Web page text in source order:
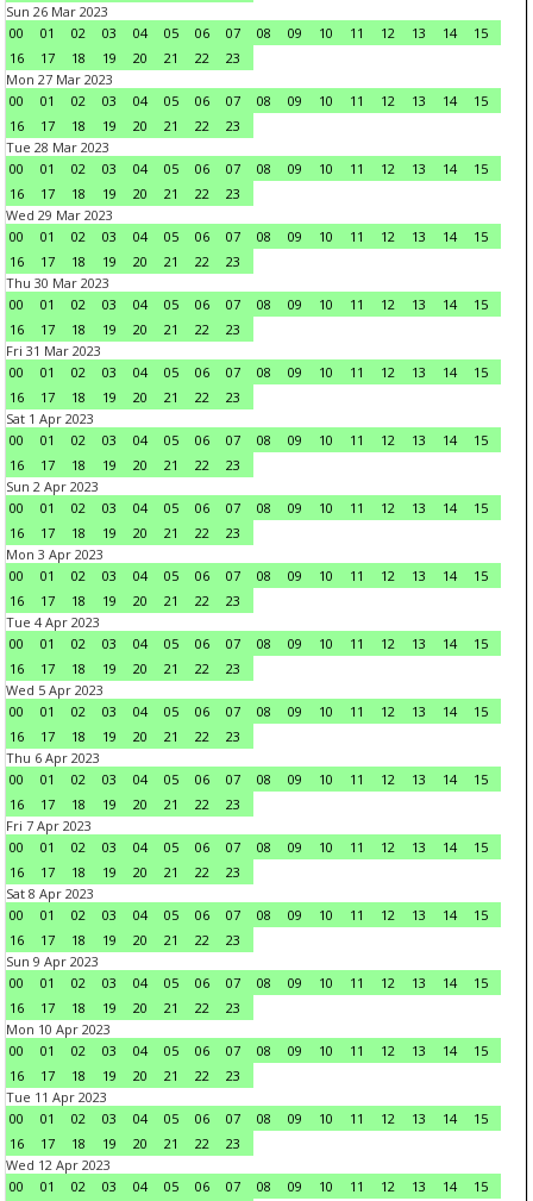
Sun 26 Mar 2023
00
01 02 03 04 05 06 07 08 09 10 11 12 13 14
15
16
17 18 19 20 21 22
23
Mon 27 Mar 2023
00
01 02 03 04 05 06 07 08 09 10 11 12 13 14
15
16
17 18 19 20 21 22
23
Tue 28 Mar 2023
00
01 02 03 04 05 06 07 08 09 10 11 12 13 14
15
16
17 18 19 20 21 22
23
Wed 29 Mar 2023
00
01 02 03 04 05 06 07 08 09 10 11 12 13 14
15
16
17 18 19 20 21 22
23
Thu 30 Mar 2023
00
01 02 03 04 05 06 07 08 09 10 11 12 13 14
15
16
17 18 19 20 21 22
23
Fri 31 Mar 2023
00
01 02 03 04 05 06 07 08 09 10 11 12 13 14
15
16
17 18 19 20 21 22
23
Sat 1 Apr 2023
00
01 02 03 04 05 06 07 08 09 10 11 12 13 14
15
16
17 18 19 20 21 22
23
Sun 2 Apr 2023
00
01 02 03 04 05 06 07 08 09 10 11 12 13 14
15
16
17 18 19 20 21 22
23
Mon 3 Apr 2023
00
01 02 03 04 05 06 07 08 09 10 11 12 13 14
15
16
17 18 19 20 21 22
23
Tue 4 Apr 2023
00
01 02 03 04 05 06 07 08 09 10 11 12 13 14
15
16
17 18 19 20 21 22
23
Wed 5 Apr 2023
00
01 02 03 04 05 06 07 08 09 10 11 12 13 14
15
16
17 18 19 20 21 22
23
Thu 6 Apr 2023
00
01 02 03 04 05 06 07 08 09 10 11 12 13 14
15
16
17 18 19 20 21 22
23
Fri 7 Apr 2023
00
01 02 03 04 05 06 07 08 09 10 11 12 13 14
15
16
17 18 19 20 21 22
23
Sat 8 Apr 2023
00
01 02 03 04 05 06 07 08 09 10 11 12 13 14
15
16
17 18 19 20 21 22
23
Sun 9 Apr 2023
00
01 02 03 04 05 06 07 08 09 10 11 12 13 14
15
16
17 18 19 20 21 22
23
Mon 10 Apr 2023
00
01 02 03 04 05 06 07 08 09 10 11 12 13 14
15
16
17 18 19 20 21 22
23
Tue 11 Apr 2023
00
01 02 03 04 05 06 07 08 09 10 11 12 13 14
15
16
17 18 19 20 21 22
23
Wed 12 Apr 2023
00
01 02 03 04 05 06 07 08 09 10 11 12 13 14
15